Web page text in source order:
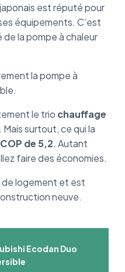
est réputé pour
équipements. C’est
de la pompe à chaleur
la pompe à
le trio chauffage
. Mais surtout, ce qui la
COP de 5,2. Autant
faire des économies.
de logement et est
neuve.
Ecodan Duo